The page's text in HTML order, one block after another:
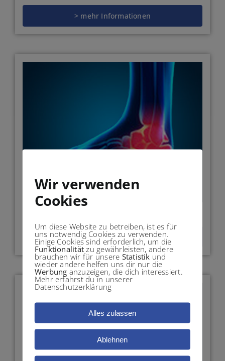
> mehr Informationen
> mehr Informationen
Wir verwenden
Cookies
Um diese Website zu betreiben, ist es für
uns notwendig Cookies zu verwenden.
Einige Cookies sind erforderlich, um die
Funktionalität zu gewährleisten, andere
brauchen wir für unsere Statistik und
wieder andere helfen uns dir nur die
Werbung anzuzeigen, die dich interessiert.
Mehr erfährst du in unserer
Datenschutzerklärung
Alles zulassen
Ablehnen